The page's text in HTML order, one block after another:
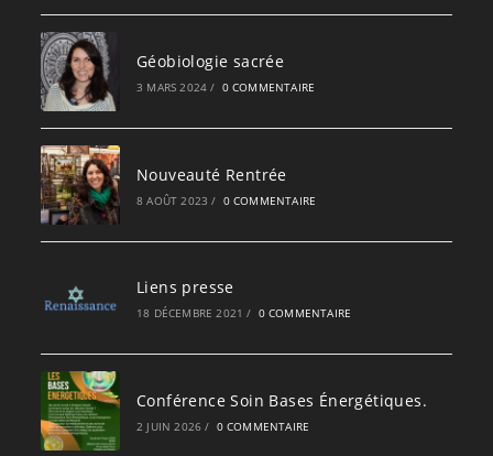
Géobiologie sacrée
3 MARS 2024 / 0 COMMENTAIRE
Nouveauté Rentrée
8 AOÛT 2023 / 0 COMMENTAIRE
Liens presse
18 DÉCEMBRE 2021 / 0 COMMENTAIRE
Conférence Soin Bases Énergétiques.
2 JUIN 2026 / 0 COMMENTAIRE